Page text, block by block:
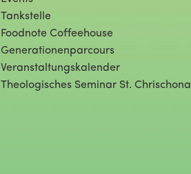
Tankstelle
Foodnote Coffeehouse
Generationenparcours
Veranstaltungskalender
Theologisches Seminar St. Chrischona